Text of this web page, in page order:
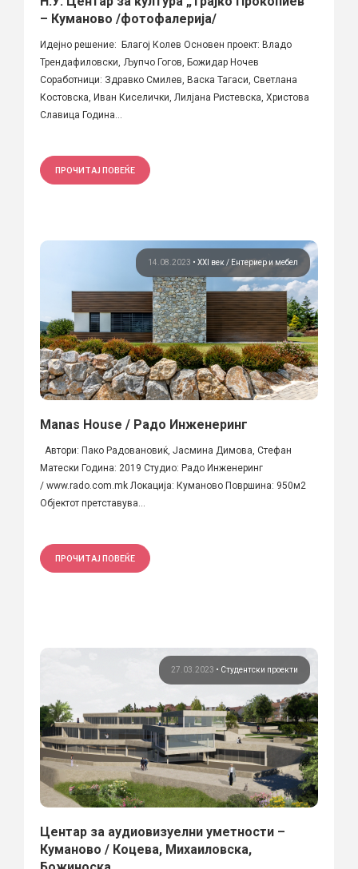
– Куманово /фотофалерија/
Идејно решение: Благој Колев Основен проект: Владо
Трендафиловски, Љупчо Гогов, Божидар Ночев
Соработници: Здравко Смилев, Васка Тагаси, Светлана
Костовска, Иван Киселички, Лилјана Ристевска, Христова
Славица Година...
ПРОЧИТАЈ ПОВЕЌЕ
14.08.2023 • XXI век Ентериер и мебел
Manas House / Радо Инженеринг
Автори: Пако Радовановиќ, Јасмина Димова, Стефан
Матески Година: 2019 Студио: Радо Инженеринг
/ www.rado.com.mk Локација: Куманово Површина: 950м2
Објектот претставува...
ПРОЧИТАЈ ПОВЕЌЕ
27.03.2023 • Студентски проекти
Центар за аудиовизуелни уметности –
Куманово / Коцева, Михаиловска,